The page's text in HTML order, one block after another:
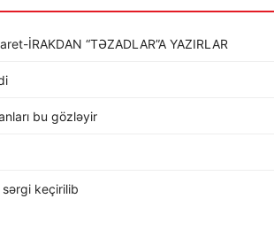
İRAKDAN “TƏZADLAR”A YAZIRLAR
bu gözləyir
sərgi keçirilib